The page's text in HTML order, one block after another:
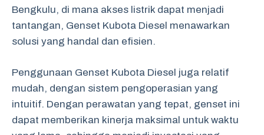
Bengkulu, di mana akses listrik dapat menjadi
tantangan, Genset Kubota Diesel menawarkan
solusi yang handal dan efisien.
Penggunaan Genset Kubota Diesel juga relatif
mudah, dengan sistem pengoperasian yang
intuitif. Dengan perawatan yang tepat, genset ini
dapat memberikan kinerja maksimal untuk waktu